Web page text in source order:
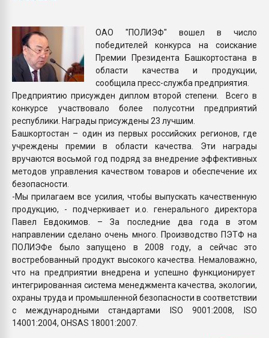
ситуацией на
ПЕРЕЙТИ НА
ОАО "ПОЛИЭФ" вошел в число
победителей конкурса на соискание
Премии Президента Башкортостана в
области качества и продукции,
сообщила пресс-служба предприятия.
Предприятию присужден диплом второй степени. Всего в
конкурсе участвовало более полусотни предприятий
республики. Награды присуждены 23 лучшим.
Башкортостан – один из первых российских регионов, где
учреждены премии в области качества. Эти награды
вручаются восьмой год подряд за внедрение эффективных
методов управления качеством товаров и обеспечение их
безопасности.
-Мы прилагаем все усилия, чтобы выпускать качественную
продукцию, - подчеркивает и.о. генерального директора
Павел Евдокимов. – За последние два года в этом
направлении сделано очень много. Производство ПЭТФ на
ПОЛИЭФе было запущено в 2008 году, а сейчас это
востребованный продукт высокого качества. Немаловажно,
что на предприятии внедрена и успешно функционирует
интегрированная система менеджмента качества, экологии,
охраны труда и промышленной безопасности в соответствии
с международными стандартами ISO 9001:2008, ISO
14001:2004, OHSAS 18001:2007.